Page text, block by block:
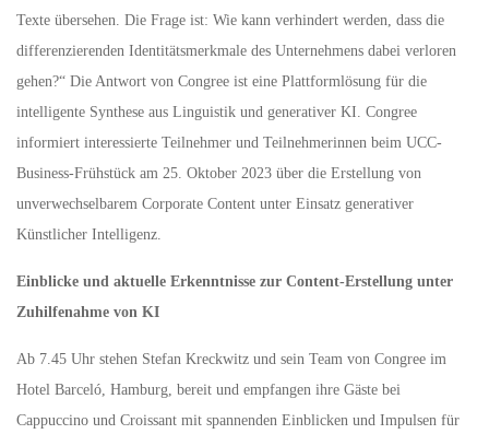
Texte übersehen. Die Frage ist: Wie kann verhindert werden, dass die
differenzierenden Identitätsmerkmale des Unternehmens dabei verloren
gehen?“ Die Antwort von Congree ist eine Plattformlösung für die
intelligente Synthese aus Linguistik und generativer KI. Congree
informiert interessierte Teilnehmer und Teilnehmerinnen beim UCC-
Business-Frühstück am 25. Oktober 2023 über die Erstellung von
unverwechselbarem Corporate Content unter Einsatz generativer
Künstlicher Intelligenz.
Einblicke und aktuelle Erkenntnisse zur Content-Erstellung unter
Zuhilfenahme von KI
Ab 7.45 Uhr stehen Stefan Kreckwitz und sein Team von Congree im
Hotel Barceló, Hamburg, bereit und empfangen ihre Gäste bei
Cappuccino und Croissant mit spannenden Einblicken und Impulsen für